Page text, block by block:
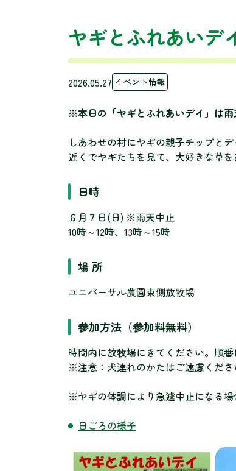
ヤギとふれあい
2026.05.27 イベント情報
※本日の「ヤギとふれあいデイ」は雨
しあわせの村にヤギの親子チップと
近くでヤギたちを見て、大好きな草を
日時
６月７日(日) ※雨天中止
10時～12時、13時～15時
場 所
ユニバーサル農園東側放牧場
参加方法（参加料無料）
時間内に放牧場にきてください。順
※注意：犬連れのかたはご遠慮くださ
※ヤギの体調により急遽中止になる場
日ごろの様子